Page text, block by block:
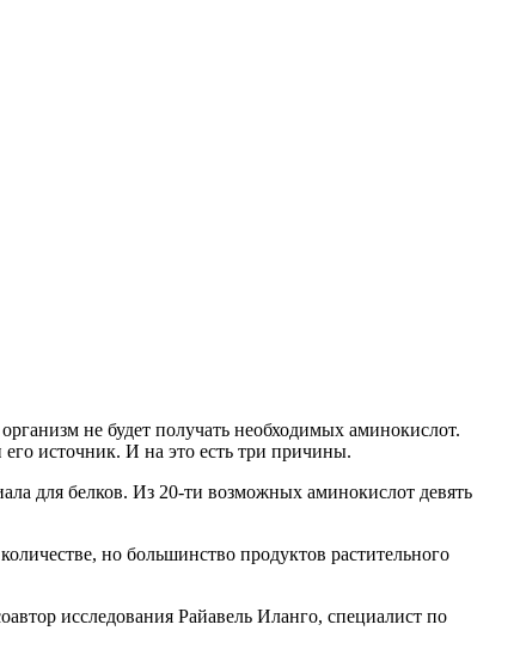
не будет получать необходимых аминокислот.
источник. И на это есть три причины.
для белков. Из 20-ти возможных аминокислот девять
но большинство продуктов растительного
исследования Райавель Иланго, специалист по